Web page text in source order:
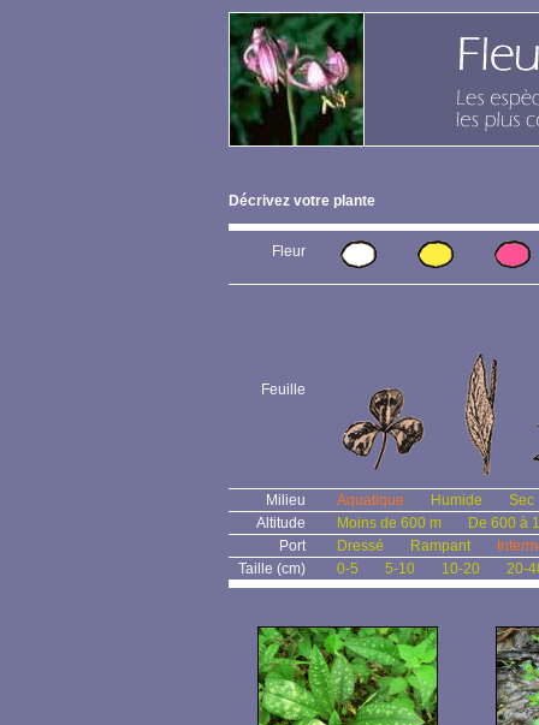
Décrivez votre plante
Fleur
Feuille
Milieu Aquatique Humide
Sec
Altitude
Moins de 600 m
De 600 à
Port
Dressé Rampant
Taille (cm)
0-5 5-10 10-20 20-